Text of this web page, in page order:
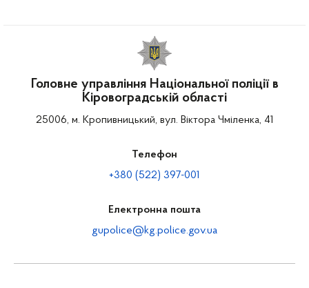
Головне управління Національної поліції в
Кіровоградській області
25006, м. Кропивницький, вул. Віктора Чміленка, 41
Телефон
+380 (522) 397-001
Електронна пошта
gupolice@kg.police.gov.ua